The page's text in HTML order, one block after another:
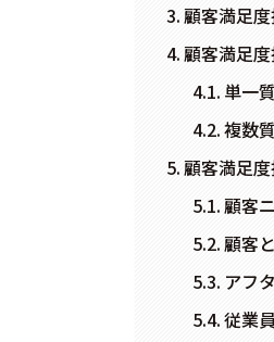
顧客満足
顧客満足
単一
複数
顧客満足
顧客
顧客
アフ
従業